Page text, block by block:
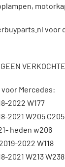
voor
voor Mercedes:
2022 W177
2021 W205
heden w206
2022 W118
2021 W213